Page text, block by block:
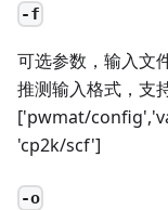
-f
可选参数，输入文
推测输入格式，支
['pwmat/
'cp2k/scf']
-o